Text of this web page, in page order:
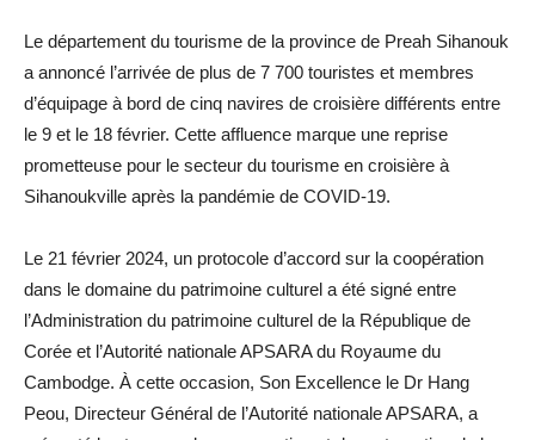
Le département du tourisme de la province de Preah Sihanouk
a annoncé l’arrivée de plus de 7 700 touristes et membres
d’équipage à bord de cinq navires de croisière différents entre
le 9 et le 18 février. Cette affluence marque une reprise
prometteuse pour le secteur du tourisme en croisière à
Sihanoukville après la pandémie de COVID-19.
Le 21 février 2024, un protocole d’accord sur la coopération
dans le domaine du patrimoine culturel a été signé entre
l’Administration du patrimoine culturel de la République de
Corée et l’Autorité nationale APSARA du Royaume du
Cambodge. À cette occasion, Son Excellence le Dr Hang
Peou, Directeur Général de l’Autorité nationale APSARA, a